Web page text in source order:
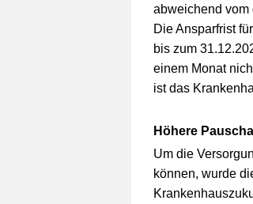
abweichend vom
Die Ansparfrist
bis zum
einem Monat
ist das
Höhere
Um die
können, wurde